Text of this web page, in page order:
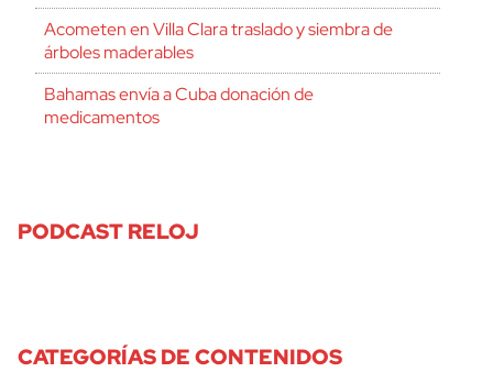
Acometen en Villa Clara traslado y siembra de
árboles maderables
Bahamas envía a Cuba donación de
medicamentos
PODCAST RELOJ
CATEGORÍAS DE CONTENIDOS